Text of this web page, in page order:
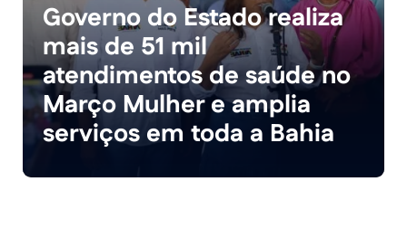
Governo do Estado realiza
mais de 51 mil
atendimentos de saúde no
Março Mulher e amplia
serviços em toda a Bahia